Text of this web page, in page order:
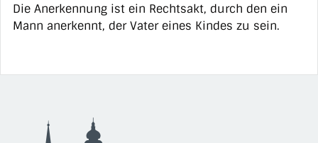
Die Anerkennung ist ein Rechtsakt, durch den ein
Mann anerkennt, der Vater eines Kindes zu sein.